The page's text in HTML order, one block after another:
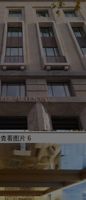
查看图片 6